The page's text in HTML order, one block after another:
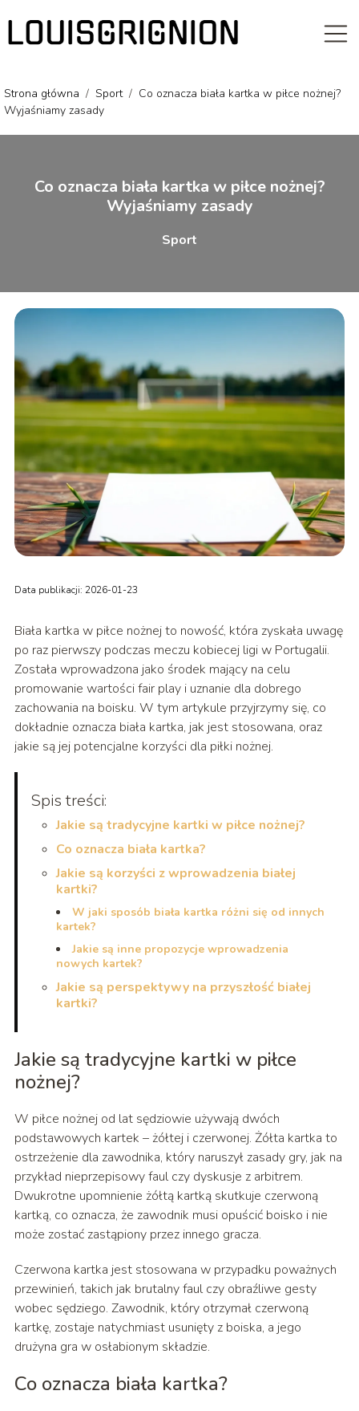
Strona główna / Sport / Co oznacza biała kartka w piłce nożnej?
Wyjaśniamy zasady
Co oznacza biała kartka w piłce nożnej?
Wyjaśniamy zasady
Sport
Data publikacji: 2026-01-23
Biała kartka w piłce nożnej to nowość, która zyskała uwagę
po raz pierwszy podczas meczu kobiecej ligi w Portugalii.
Została wprowadzona jako środek mający na celu
promowanie wartości fair play i uznanie dla dobrego
zachowania na boisku. W tym artykule przyjrzymy się, co
dokładnie oznacza biała kartka, jak jest stosowana, oraz
jakie są jej potencjalne korzyści dla piłki nożnej.
Spis treści:
Jakie są tradycyjne kartki w piłce nożnej?
Co oznacza biała kartka?
Jakie są korzyści z wprowadzenia białej
kartki?
W jaki sposób biała kartka różni się od innych
kartek?
Jakie są inne propozycje wprowadzenia
nowych kartek?
Jakie są perspektywy na przyszłość białej
kartki?
Jakie są tradycyjne kartki w piłce
nożnej?
W piłce nożnej od lat sędziowie używają dwóch
podstawowych kartek – żółtej i czerwonej. Żółta kartka to
ostrzeżenie dla zawodnika, który naruszył zasady gry, jak na
przykład nieprzepisowy faul czy dyskusje z arbitrem.
Dwukrotne upomnienie żółtą kartką skutkuje czerwoną
kartką, co oznacza, że zawodnik musi opuścić boisko i nie
może zostać zastąpiony przez innego gracza.
Czerwona kartka jest stosowana w przypadku poważnych
przewinień, takich jak brutalny faul czy obraźliwe gesty
wobec sędziego. Zawodnik, który otrzymał czerwoną
kartkę, zostaje natychmiast usunięty z boiska, a jego
drużyna gra w osłabionym składzie.
Co oznacza biała kartka?